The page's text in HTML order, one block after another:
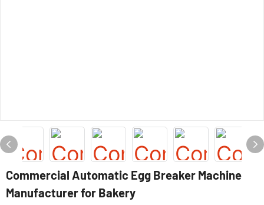
Commercial Automatic Egg Breaker Machine
Manufacturer for Bakery